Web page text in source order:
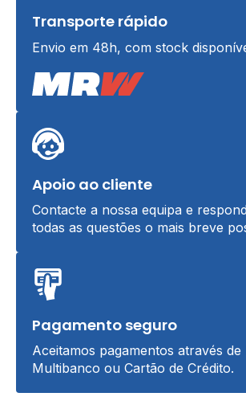
Transporte rápido
Envio em 48h, com stock
Apoio ao cliente
Contacte a nossa equipa e
todas as questões o mais breve
Pagamento seguro
Aceitamos pagamentos através de
Multibanco ou Cartão de Crédito.